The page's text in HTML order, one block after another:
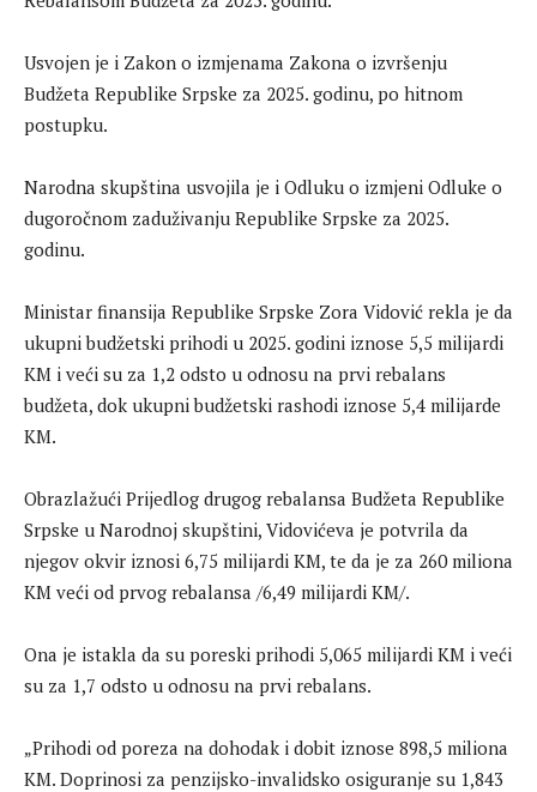
Usvojen je i Zakon o izmjenama Zakona o izvršenju
Budžeta Republike Srpske za 2025. godinu, po hitnom
postupku.
Narodna skupština usvojila je i Odluku o izmjeni Odluke o
dugoročnom zaduživanju Republike Srpske za 2025.
godinu.
Ministar finansija Republike Srpske Zora Vidović rekla je da
ukupni budžetski prihodi u 2025. godini iznose 5,5 milijardi
KM i veći su za 1,2 odsto u odnosu na prvi rebalans
budžeta, dok ukupni budžetski rashodi iznose 5,4 milijarde
KM.
Obrazlažući Prijedlog drugog rebalansa Budžeta Republike
Srpske u Narodnoj skupštini, Vidovićeva je potvrila da
njegov okvir iznosi 6,75 milijardi KM, te da je za 260 miliona
KM veći od prvog rebalansa /6,49 milijardi KM/.
Ona je istakla da su poreski prihodi 5,065 milijardi KM i veći
su za 1,7 odsto u odnosu na prvi rebalans.
„Prihodi od poreza na dohodak i dobit iznose 898,5 miliona
KM. Doprinosi za penzijsko-invalidsko osiguranje su 1,843